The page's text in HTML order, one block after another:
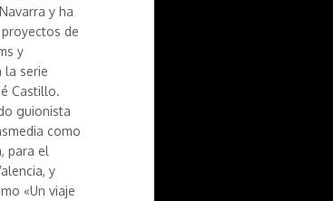
y ha
de
y
la serie
Castillo.
guionista
como
para el
y
«Un viaje